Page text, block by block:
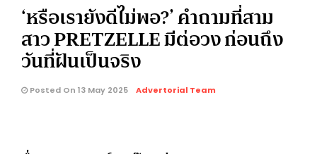
‘หรือเรายังดีไม่พอ?’ คำถามที่สาม
สาว PRETZELLE มีต่อวง ก่อนถึง
วันที่ฝันเป็นจริง
Posted On 13 May 2025 Advertorial Team